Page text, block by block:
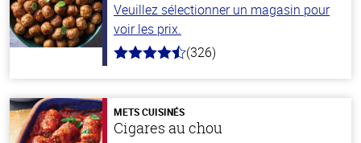
Veuillez sélectionner un magasin pour
voir les prix.
4.6
stars
(326)
METS CUISINÉS
Cigares au chou